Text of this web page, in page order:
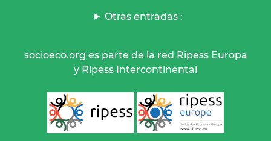
Otras entradas :
socioeco.org es parte de la red Ripess Europa
y Ripess Intercontinental